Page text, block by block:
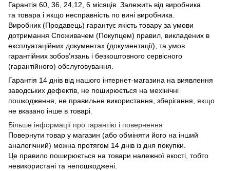
Гарантія 60, 36, 24,12, 6 місяців. Залежить від виробника
та товара і якщо несправність по вині виробника.
Виробник (Продавець) гарантує якість товару за умови
дотримання Споживачем (Покупцем) правил, викладених в
експлуатаційних документах (документації), та умов
гарантійних зобов’язань і безкоштовного сервісного
(гарантійного) обслуговування.
Гарантія 14 днів від нашого інтернет-магазина на виявлення
заводських дефектів, не поширюється на мехінічні
пошкодження, не правильне використання, зберігання, якщо
не вказано інше в товарі.
Більше інформації про гарантію і повернення
Повернути товар у магазин (або обміняти його на інший
аналогічний) можна протягом 14 днів із дня покупки.
Це правило поширюється на товари належної якості, тобто
невикористані та непошкоджені.